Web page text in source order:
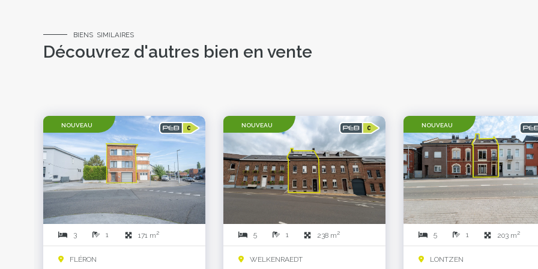
BIENS SIMILAIRES
Découvrez d'autres bien en vente
NOUVEAU
3 1 171 m2
FLÉRON
NOUVEAU
5 1 238 m2
WELKENRAEDT
NOUVEAU
5 1 203 m2
LONTZEN